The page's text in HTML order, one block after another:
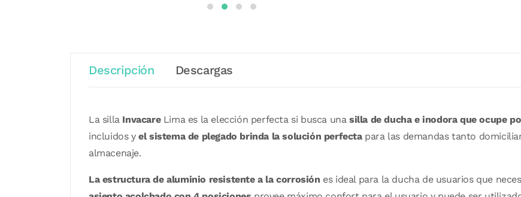
Descripción Descargas
La silla InvacareLima es la elección perfecta si busca unasilla de ducha e inodora que ocupe
incluidos yel sistema de plegado brinda la solución perfectapara las demandas tanto
almacenaje.
La estructura de aluminio resistente a la corrosión es ideal para la ducha de usuarios que